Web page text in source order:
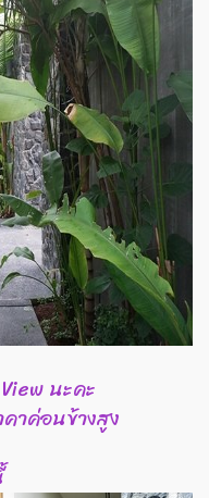
นะคะ
าค่อนข้างสูง